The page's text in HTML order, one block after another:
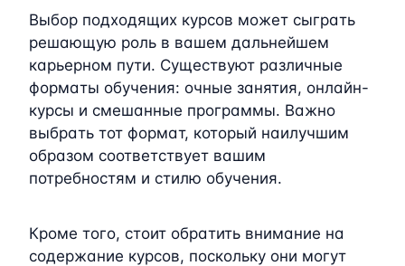
Выбор подходящих курсов может сыграть
решающую роль в вашем дальнейшем
карьерном пути. Существуют различные
форматы обучения: очные занятия, онлайн-
курсы и смешанные программы. Важно
выбрать тот формат, который наилучшим
образом соответствует вашим
потребностям и стилю обучения.
Кроме того, стоит обратить внимание на
содержание курсов, поскольку они могут